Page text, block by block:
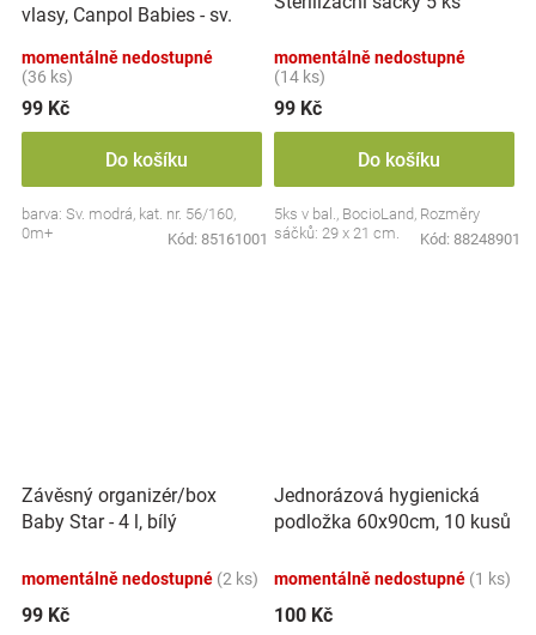
vlasy, Canpol Babies - sv.
momentálně nedostupné
(36 ks)
99 Kč
Do košíku
barva: Sv. modrá, kat. nr. 56/160,
0m+
Kód: 85161001
momentálně nedostupné
(14 ks)
99 Kč
Do košíku
5ks v bal., BocioLand, Rozměry
sáčků: 29 x 21 cm.
Kód: 88248901
Závěsný organizér/box
Baby Star - 4 l, bílý
momentálně nedostupné (2 ks)
99 Kč
Jednorázová hygienická
podložka 60x90cm, 10 kusů
momentálně nedostupné (1 ks)
100 Kč